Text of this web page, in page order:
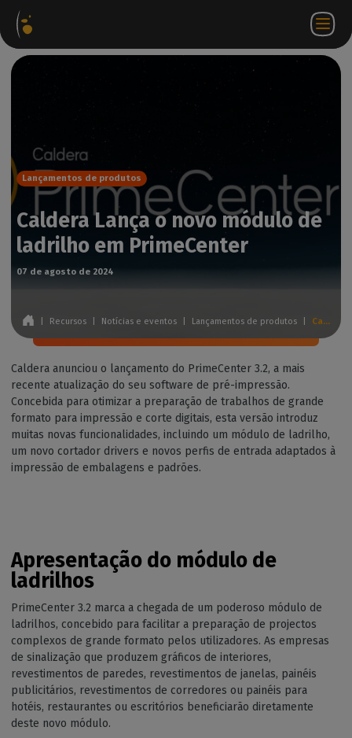
PT
Lançamentos de produtos
Caldera Lança o novo módulo de
ladrilho em PrimeCenter
07 de agosto de 2024
Recursos Notícias e eventos Lançamentos de produtos Caldera Lança o novo módulo de ladrilho em PrimeCenter
Caldera anunciou o lançamento do PrimeCenter 3.2, a mais
recente atualização do seu software de pré-impressão.
Concebida para otimizar a preparação de trabalhos de grande
formato para impressão e corte digitais, esta versão introduz
muitas novas funcionalidades, incluindo um módulo de ladrilho,
um novo cortador drivers e novos perfis de entrada adaptados à
impressão de embalagens e padrões.
Apresentação do módulo de
ladrilhos
PrimeCenter 3.2 marca a chegada de um poderoso módulo de
ladrilhos, concebido para facilitar a preparação de projectos
complexos de grande formato pelos utilizadores. As empresas
de sinalização que produzem gráficos de interiores,
revestimentos de paredes, revestimentos de janelas, painéis
publicitários, revestimentos de corredores ou painéis para
hotéis, restaurantes ou escritórios beneficiarão diretamente
deste novo módulo.